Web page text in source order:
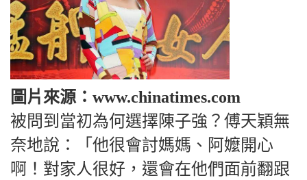
圖片來源：www.chinatimes.com
被問到當初為何選擇陳子強？傅天穎無
奈地說：「他很會討媽媽、阿嬤開心
啊！對家人很好，還會在他們面前翻跟